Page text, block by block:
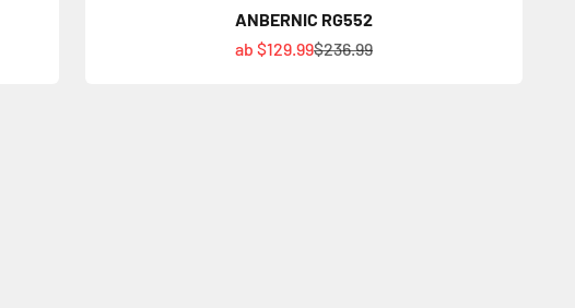
ANBERNIC RG552
Angebot
ab $129.99Regulärer Preis
$236.99